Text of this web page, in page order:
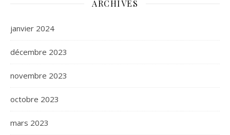
ARCHIVES
janvier 2024
décembre 2023
novembre 2023
octobre 2023
mars 2023